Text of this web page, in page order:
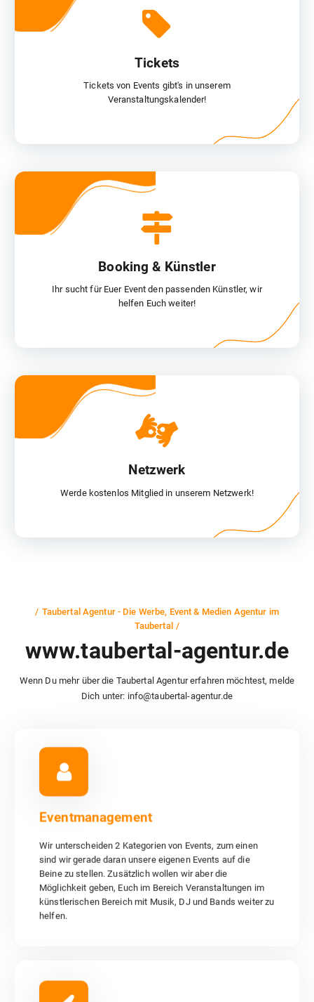
Tickets
Tickets von Events gibt's in unserem
Veranstaltungskalender!
Booking & Künstler
Ihr sucht für Euer Event den passenden Künstler, wir
helfen Euch weiter!
Netzwerk
Werde kostenlos Mitglied in unserem Netzwerk!
Taubertal Agentur - Die Werbe, Event & Medien Agentur im
Taubertal
www.taubertal-agentur.de
Wenn Du mehr über die Taubertal Agentur erfahren möchtest, melde
Dich unter: info@taubertal-agentur.de
Eventmanagement
Wir unterscheiden 2 Kategorien von Events, zum einen
sind wir gerade daran unsere eigenen Events auf die
Beine zu stellen. Zusätzlich wollen wir aber die
Möglichkeit geben, Euch im Bereich Veranstaltungen im
künstlerischen Bereich mit Musik, DJ und Bands weiter zu
helfen.
wir gerade daran unsere eigenen Events auf die Beine zu
Euch im Bereich Veranstaltungen im künstlerischen Bereich
mit Musik, DJ und Bands weiter zu helfen.
Eventmanagement